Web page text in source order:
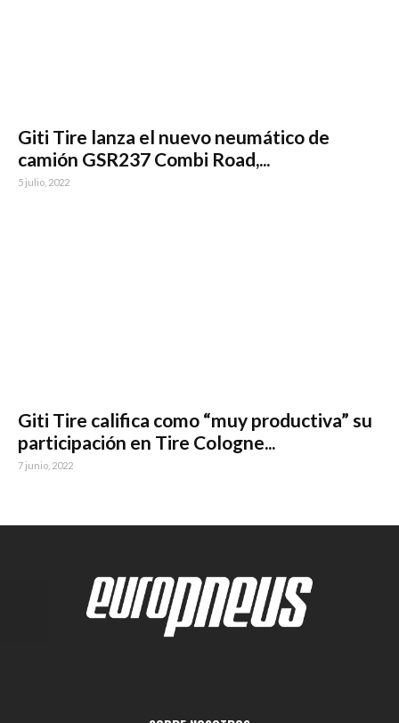
Giti Tire lanza el nuevo neumático de
camión GSR237 Combi Road,...
5 julio, 2022
Giti Tire califica como “muy productiva” su
participación en Tire Cologne...
7 junio, 2022